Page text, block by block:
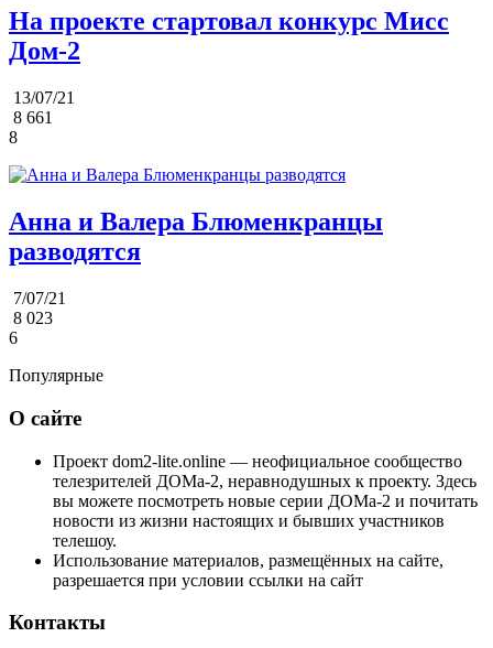
На проекте стартовал конкурс Мисс
Дом-2
13/07/21
8 661
8
Анна и Валера Блюменкранцы
разводятся
7/07/21
8 023
6
Популярные
О сайте
Проект dom2-lite.online — неофициальное сообщество
телезрителей ДОМа-2, неравнодушных к проекту. Здесь
вы можете посмотреть новые серии ДОМа-2 и почитать
новости из жизни настоящих и бывших участников
телешоу.
Использование материалов, размещённых на сайте,
разрешается при условии ссылки на сайт
Контакты